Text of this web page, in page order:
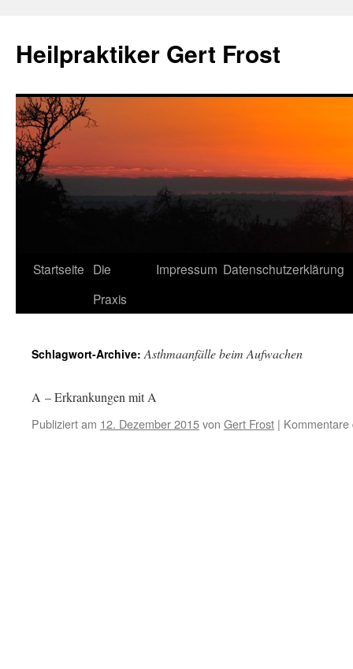
Heilpraktiker Gert Frost
Zum
Startseite Die
Praxis
Impressum Datenschutzerklärung
Schlagwort-Archive:Asthmaanfälle beim Aufwachen
A – Erkrankungen mit A
Publiziert am 12. Dezember 2015von Gert Frost | Kommentare